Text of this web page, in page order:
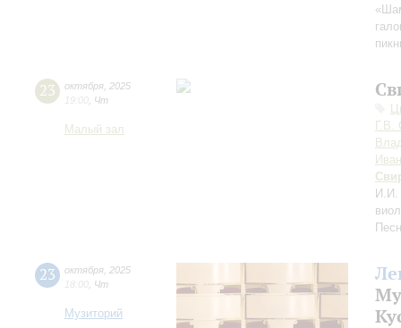
23 октября 2025
19:00 Чт
Малый зал
Г.В.
И.И.
23 октября 2025
18:00 Чт
Музиторий